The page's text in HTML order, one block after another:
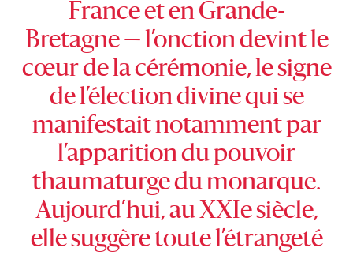
France et en Grande-
Bretagne — l’onction devint le
cœur de la cérémonie, le signe
de l’élection divine qui se
manifestait notamment par
l’apparition du pouvoir
thaumaturge du monarque.
Aujourd’hui, au XXIe siècle,
elle suggère toute l’étrangeté